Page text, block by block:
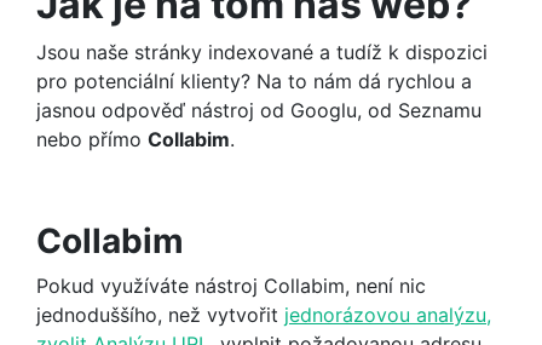
Jsou naše stránky indexované a tudíž k dispozici
pro potenciální klienty? Na to nám dá rychlou a
jasnou odpověď nástroj od Googlu, od Seznamu
nebo přímo Collabim.
Collabim
Pokud využíváte nástroj Collabim, není nic
jednoduššího, než vytvořit jednorázovou analýzu,